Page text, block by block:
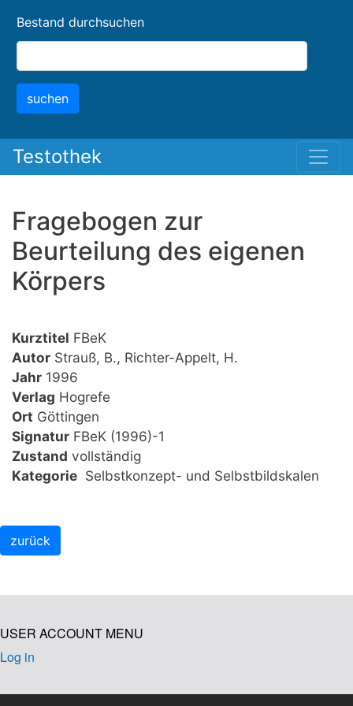
content
Bestand durchsuchen
suchen
Testothek
Fragebogen zur
Beurteilung des eigenen
Körpers
Kurztitel FBeK
Autor Strauß, B., Richter-Appelt, H.
Jahr 1996
Verlag Hogrefe
Ort Göttingen
Signatur FBeK (1996)-1
Zustand vollständig
Kategorie Selbstkonzept- und Selbstbildskalen
USER ACCOUNT MENU
Log in